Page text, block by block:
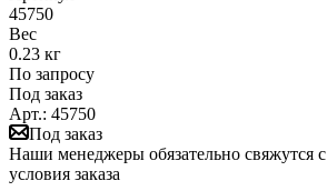
45750
Вес
0.23 кг
По запросу
Под заказ
Арт.: 45750
Под заказ
Наши менеджеры обязательно свяжутся
условия заказа